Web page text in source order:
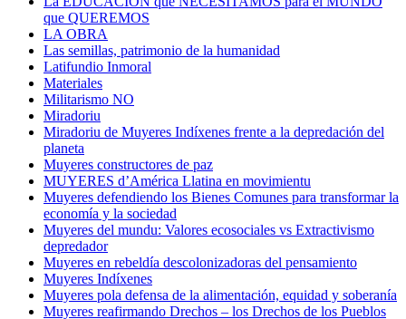
que QUEREMOS
LA OBRA
Las semillas, patrimonio de la humanidad
Latifundio Inmoral
Materiales
Militarismo NO
Miradoriu
Miradoriu de Muyeres Indíxenes frente a la depredación del
planeta
Muyeres constructores de paz
MUYERES d’América Llatina en movimientu
Muyeres defendiendo los Bienes Comunes para transformar la
economía y la sociedad
Muyeres del mundu: Valores ecosociales vs Extractivismo
depredador
Muyeres en rebeldía descolonizadoras del pensamiento
Muyeres Indíxenes
Muyeres pola defensa de la alimentación, equidad y soberanía
Muyeres reafirmando Drechos – los Drechos de los Pueblos